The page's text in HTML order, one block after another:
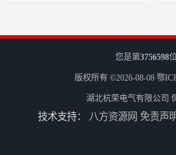
您是第3756598
版权所有 ©2026-08-08 鄂
湖北杭荣电气有限公司
技术支持： 八方资源网 免责声